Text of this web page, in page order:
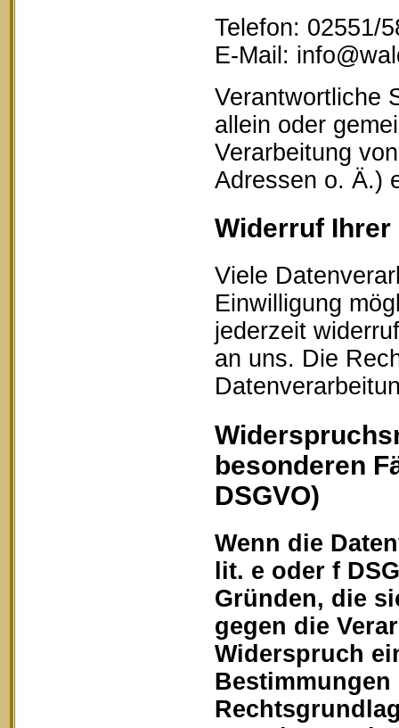
Telefon: 02551/
E-Mail:
Verantwortliche
allein oder
Verarbeitung
Adressen o. Ä.)
Widerruf
Viele
Einwilligung
jederzeit
an uns. Die
besonderen
DSGVO)
Wenn die
lit. e oder f
Gründen, die
gegen die
Widerspruch